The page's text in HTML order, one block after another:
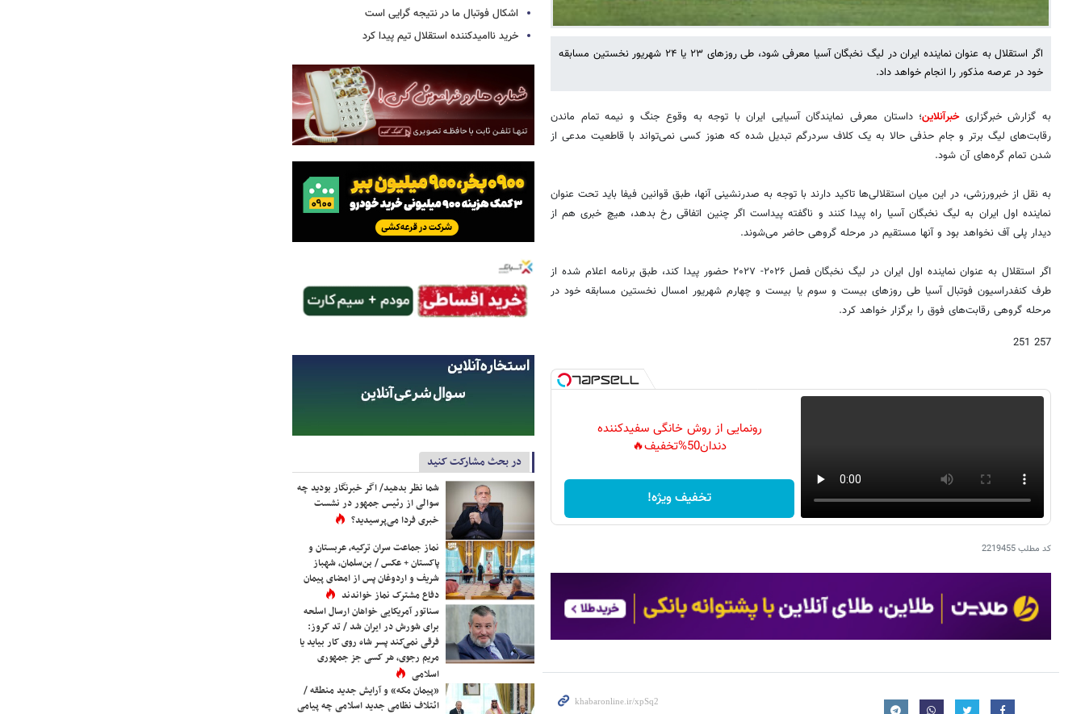
اگر استقلال به عنوان نماینده ایران در لیگ نخبگان آسیا معرفی شود، طی روزهای ۲۳ یا ۲۴ شهریور نخستین مسابقه
خود در عرصه مذکور را انجام خواهد داد.
به گزارش خبرگزاریخبرآنلاین؛ داستان معرفی نمایندگان آسیایی ایران با توجه به وقوع جنگ و نیمه تمام ماندن
رقابت‌های لیگ برتر و جام حذفی حالا به یک کلاف سردرگم تبدیل شده که هنوز کسی نمی‌تواند با قاطعیت مدعی از
شدن تمام گره‌های آن شود.
به نقل از خبرورزشی، در این میان استقلالی‌ها تاکید دارند با توجه به صدرنشینی آنها، طبق قوانین فیفا باید تحت عنوان
نماینده اول ایران به لیگ نخبگان آسیا راه پیدا کنند و ناگفته پیداست اگر چنین اتفاقی رخ بدهد، هیچ خبری هم از
دیدار پلی آف نخواهد بود و آنها مستقیم در مرحله گروهی حاضر می‌شوند.
اگر استقلال به عنوان نماینده اول ایران در لیگ نخبگان فصل ۲۰۲۶- ۲۰۲۷ حضور پیدا کند، طبق برنامه اعلام شده از
طرف کنفدراسیون فوتبال آسیا طی روزهای بیست و سوم یا بیست و چهارم شهریور امسال نخستین مسابقه خود در
مرحله گروهی رقابت‌های فوق را برگزار خواهد کرد.
257 251
رونمایی از روش خانگی سفیدکننده
دندان50%تخفیف🔥
تخفیف ویژه!
کد مطلب2219455
اشکال فوتبال ما در نتیجه گرایی است
خرید ناامیدکننده استقلال تیم پیدا کرد
در بحث مشارکت کنید
شما نظر بدهید/ اگر خبرنگار بودید چه
سوالی از رئیس جمهور در نشست
خبری فردا می‌پرسیدید؟
نماز جماعت سران ترکیه، عربستان و
پاکستان + عکس / بن‌سلمان، شهباز
شریف و اردوغان پس از امضای پیمان
دفاع مشترک نماز خواندند
سناتور آمریکایی خواهان ارسال اسلحه
برای شورش در ایران شد / تد کروز:
فرقی نمی‌کند پسر شاه روی کار بیاید یا
مریم رجوی، هر کسی جز جمهوری
اسلامی
«پیمان مکه» و آرایش جدید منطقه /
ائتلاف نظامی جدید اسلامی چه پیامی